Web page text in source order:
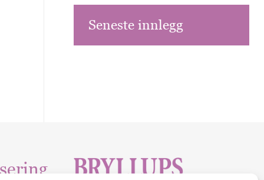
Seneste innlegg